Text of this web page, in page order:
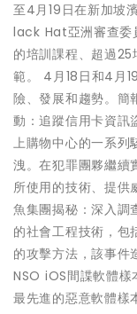
至4月19日在新加坡
lack Hat亞洲審查委
的培訓課程、超過
範。 4月18日和4月
險、發展和趨勢。簡
動：追蹤信用卡資訊
上購物中心的一系列
洩。在犯罪團夥繼續
所使用的技術、提供
魚集團揭秘：深入調
的社會工程技術，
的攻擊方法，該事件
NSO iOS間諜軟體樣
最先進的惡意軟體